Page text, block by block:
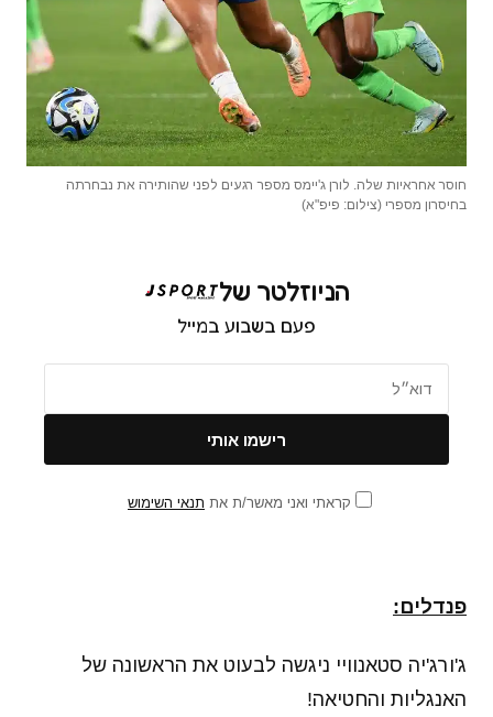
חוסר אחראיות שלה. לורן ג'יימס מספר רגעים לפני שהותירה את נבחרתה
בחיסרון מספרי (צילום: פיפ"א)
הניוזלטר של
פעם בשבוע במייל
קראתי ואני מאשר/ת את תנאי השימוש
פנדלים:
ג'ורג'יה סטאנוויי ניגשה לבעוט את הראשונה של
האנגליות והחטיאה!